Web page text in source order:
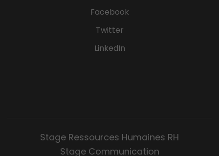
Facebook
Twitter
LinkedIn
Stage Ressources Humaines RH
Stage Communication